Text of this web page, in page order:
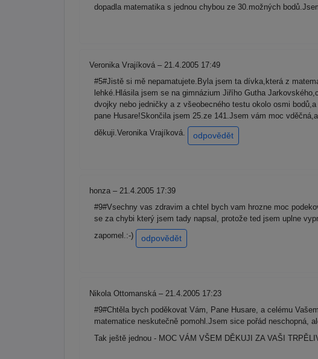
dopadla matematika s jednou chybou ze 30.možných
Veronika Vrajíková – 21.4.2005 17:49
#5#Jistě si mě nepamatujete.Byla jsem ta dívka,která z
lehké.Hlásila jsem se na gimnázium Jiřího Gutha
dvojky nebo jedničky a z všeobecného testu okolo osmi
pane Husare!Skončila jsem 25.ze 141.Jsem vám moc
děkuji.Veronika Vrajíková.
odpovědět
honza – 21.4.2005 17:39
#9#Vsechny vas zdravim a chtel bych vam hrozne moc
se za chybi který jsem tady napsal, protože ted jsem uplne
zapomel.:-)
odpovědět
Nikola Ottomanská – 21.4.2005 17:23
#9#Chtěla bych poděkovat Vám, Pane Husare, a celému
matematice neskutečně pomohl.Jsem sice pořád
Tak ještě jednou - MOC VÁM VŠEM DĚKUJI ZA VAŠI